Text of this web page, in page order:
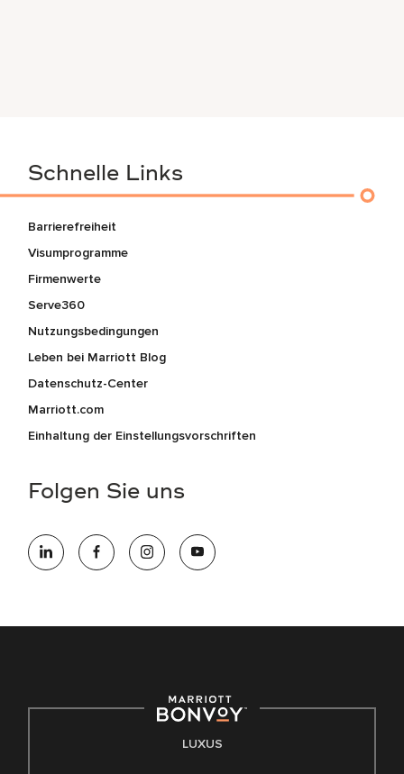
Schnelle Links
Barrierefreiheit
Visumprogramme
Firmenwerte
Serve360
Nutzungsbedingungen
Leben bei Marriott Blog
Datenschutz-Center
Marriott.com
Einhaltung der Einstellungsvorschriften
Folgen Sie uns
LUXUS